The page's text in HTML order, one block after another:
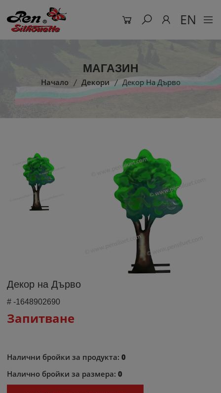
EN
МАГАЗИН
Начало Декори Декор На Дърво
Декор на Дърво
#-1648902690
Запитване
Налични бройки за продукта:0
Налично бройки за размера:0